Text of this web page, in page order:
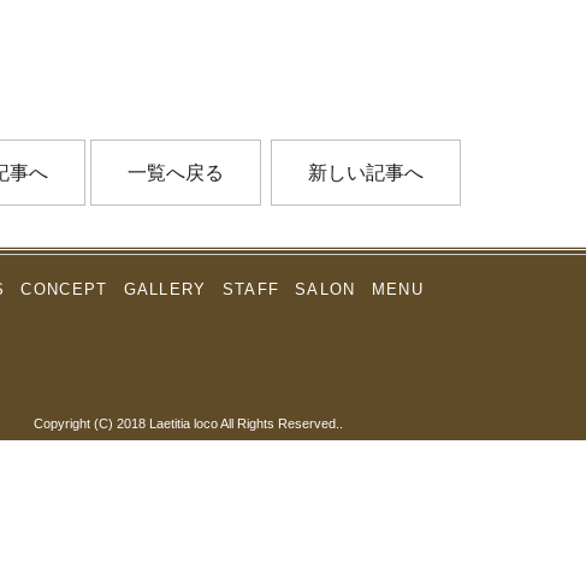
事へ 一覧へ戻る 新しい記事へ
CONCEPT GALLERY STAFF SALON MENU
Copyright (C) 2018 Laetitia loco All Rights Reserved..